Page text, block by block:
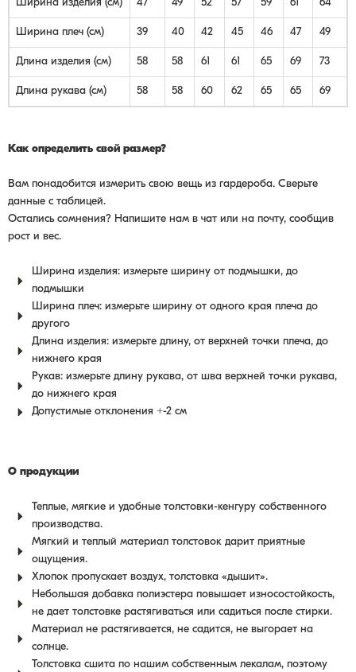
Ширина изделия (см) 47 49 52 57 59 61 64
Ширина плеч (см) 39 40 42 45 46 47 49
Длина изделия (см) 58 58 61 61 65 69 73
Длина рукава (см) 58 58 60 62 65 65 69
Как определить свой размер?
Вам понадобится измерить свою вещь из гардероба. Сверьте
данные с таблицей.
Остались сомнения? Напишите нам в чат или на почту, сообщив
рост и вес.
Ширина изделия: измерьте ширину от подмышки, до
подмышки
Ширина плеч: измерьте ширину от одного края плеча до
другого
Длина изделия: измерьте длину, от верхней точки плеча, до
нижнего края
Рукав: измерьте длину рукава, от шва верхней точки рукава,
до нижнего края
Допустимые отклонения +-2 см
О продукции
Теплые, мягкие и удобные толстовки-кенгуру собственного
производства.
Мягкий и теплый материал толстовок дарит приятные
ощущения.
Хлопок пропускает воздух, толстовка «дышит».
Небольшая добавка полиэстера повышает износостойкость,
не дает толстовке растягиваться или садиться после стирки.
Материал не растягивается, не садится, не выгорает на
солнце.
Толстовка сшита по нашим собственным лекалам, поэтому